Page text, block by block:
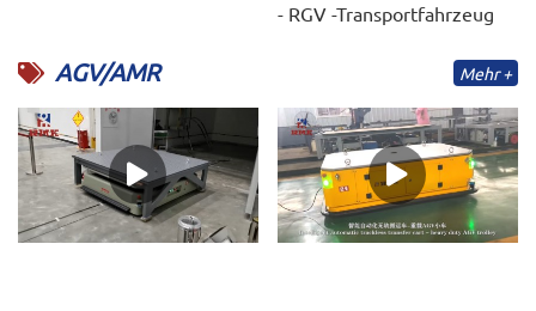
- RGV -Transportfahrzeug
AGV/AMR Mehr +